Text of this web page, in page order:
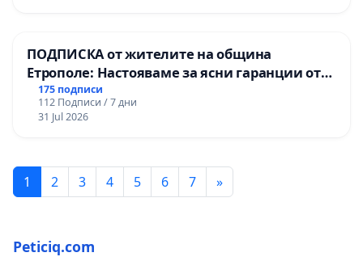
ПОДПИСКА от жителите на община
Етрополе: Настояваме за ясни гаранции от
“Елаците-МЕД” АД и от държавата, че ще се
изпълнят всички екологични норми!
175 подписи
112 Подписи / 7 дни
31 Jul 2026
1 2 3 4 5 6 7 »
Peticiq.com